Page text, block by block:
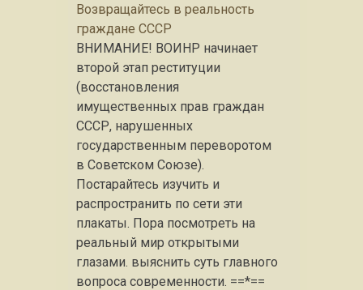
Возвращайтесь в реальность
граждане СССР
ВНИМАНИЕ! ВОИНР начинает
второй этап реституции
(восстановления
имущественных прав граждан
СССР, нарушенных
государственным переворотом
в Советском Союзе).
Постарайтесь изучить и
распространить по сети эти
плакаты. Пора посмотреть на
реальный мир открытыми
глазами. выяснить суть главного
вопроса современности. ==*==